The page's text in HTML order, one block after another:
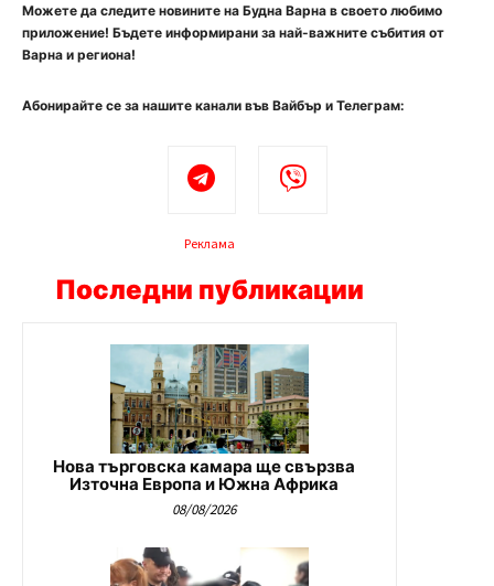
Можете да следите новините на Будна Варна в своето любимо
приложение! Бъдете информирани за най-важните събития от
Варна и региона!
Абонирайте се за нашите канали във Вайбър и Телеграм:
Реклама
Последни публикации
Нова търговска камара ще свързва
Източна Европа и Южна Африка
08/08/2026